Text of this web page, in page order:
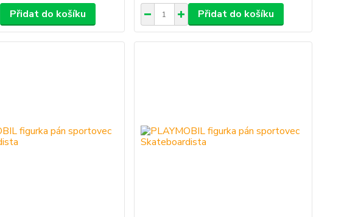
Přidat do košíku Přidat do košíku